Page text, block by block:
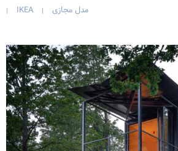
مدل مجازی |
IKEA
|